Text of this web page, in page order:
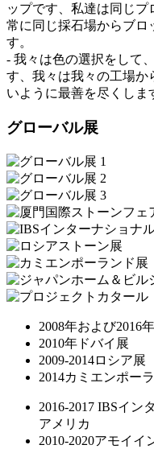
ップです、私達は同じ
常に同じ採石場からブロ
す。
- 我々は色の選択をして
す、我々は我々の工場か
いように最善を尽くしま
グローバル展
2008年および2016
2010年ドバイ展
2009-2014ロシア展
2014カミエンポー
2016-2017 IBSイン
アメリカ
2010-2020アモイ